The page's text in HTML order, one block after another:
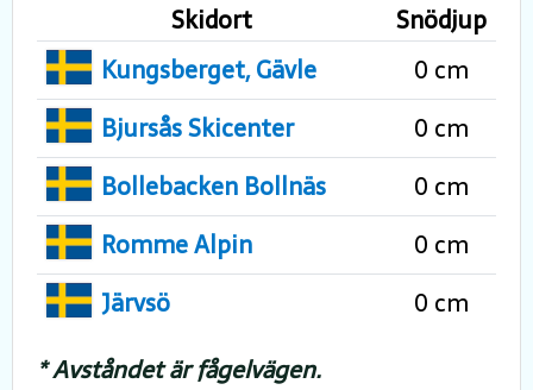
Skidort
Snödjup
Kungsberget, Gävle
0 cm
Bjursås Skicenter
0 cm
Bollebacken Bollnäs
0 cm
Romme Alpin
0 cm
Järvsö
0 cm
* Avståndet är fågelvägen.